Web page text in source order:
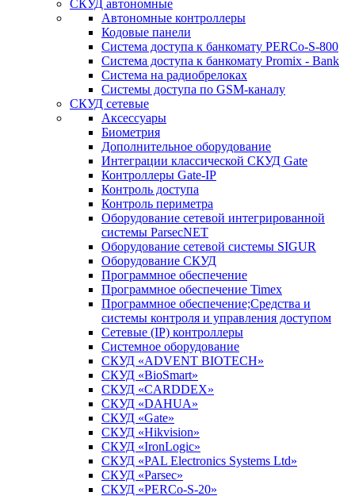
СКУД автономные
Автономные контроллеры
Кодовые панели
Система доступа к банкомату PERCo-S-800
Система доступа к банкомату Promix - Bank
Система на радиобрелоках
Системы доступа по GSM-каналу
СКУД сетевые
Аксессуары
Биометрия
Дополнительное оборудование
Интеграции классической СКУД Gate
Контроллеры Gate-IP
Контроль доступа
Контроль периметра
Оборудование сетевой интегрированной
системы ParsecNET
Оборудование сетевой системы SIGUR
Оборудование СКУД
Программное обеспечение
Программное обеспечение Timex
Программное обеспечение;Средства и
системы контроля и управления доступом
Сетевые (IP) контроллеры
Системное оборудование
СКУД «ADVENT BIOTECH»
СКУД «BioSmart»
СКУД «CARDDEX»
СКУД «DAHUA»
СКУД «Gate»
СКУД «Hikvision»
СКУД «IronLogic»
СКУД «PAL Electronics Systems Ltd»
СКУД «Parsec»
СКУД «PERCo-S-20»